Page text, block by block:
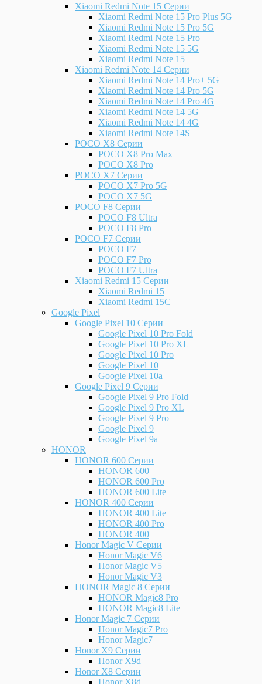
Xiaomi Redmi Note 15 Серии
Xiaomi Redmi Note 15 Pro Plus 5G
Xiaomi Redmi Note 15 Pro 5G
Xiaomi Redmi Note 15 Pro
Xiaomi Redmi Note 15 5G
Xiaomi Redmi Note 15
Xiaomi Redmi Note 14 Серии
Xiaomi Redmi Note 14 Pro+ 5G
Xiaomi Redmi Note 14 Pro 5G
Xiaomi Redmi Note 14 Pro 4G
Xiaomi Redmi Note 14 5G
Xiaomi Redmi Note 14 4G
Xiaomi Redmi Note 14S
POCO X8 Серии
POCO X8 Pro Max
POCO X8 Pro
POCO X7 Серии
POCO X7 Pro 5G
POCO X7 5G
POCO F8 Серии
POCO F8 Ultra
POCO F8 Pro
POCO F7 Серии
POCO F7
POCO F7 Pro
POCO F7 Ultra
Xiaomi Redmi 15 Серии
Xiaomi Redmi 15
Xiaomi Redmi 15C
Google Pixel
Google Pixel 10 Серии
Google Pixel 10 Pro Fold
Google Pixel 10 Pro XL
Google Pixel 10 Pro
Google Pixel 10
Google Pixel 10a
Google Pixel 9 Серии
Google Pixel 9 Pro Fold
Google Pixel 9 Pro XL
Google Pixel 9 Pro
Google Pixel 9
Google Pixel 9a
HONOR
HONOR 600 Серии
HONOR 600
HONOR 600 Pro
HONOR 600 Lite
HONOR 400 Серии
HONOR 400 Lite
HONOR 400 Pro
HONOR 400
Honor Magic V Серии
Honor Magic V6
Honor Magic V5
Honor Magic V3
HONOR Magic 8 Серии
HONOR Magic8 Pro
HONOR Magic8 Lite
Honor Magic 7 Серии
Honor Magic7 Pro
Honor Magic7
Honor X9 Серии
Honor X9d
Honor X8 Серии
Honor X8d